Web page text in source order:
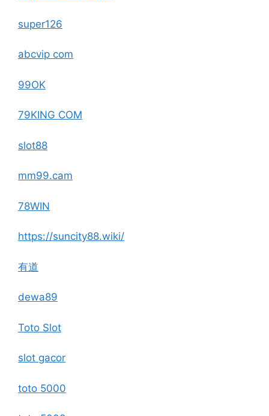
super126
abcvip com
99OK
79KING COM
slot88
mm99.cam
78WIN
https://suncity88.wiki/
有道
dewa89
Toto Slot
slot gacor
toto 5000